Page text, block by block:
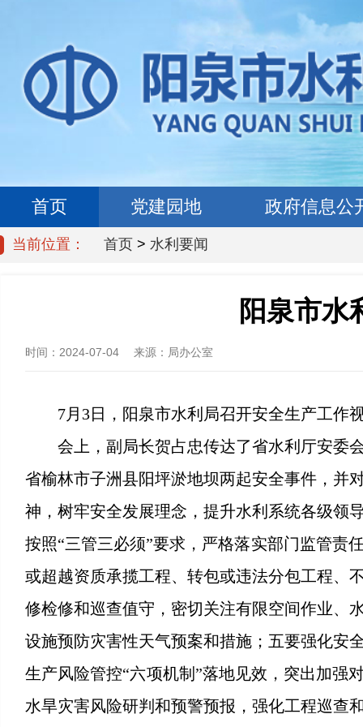
首页 党建园地 政府信息公
当前位置： 首页 > 水利要闻
阳泉市水
时间： 2024-07-04 来源： 局办公室
7月3日，阳泉市水利局召开安全生产工作
会上，副局长贺占忠传达了省水利厅安委
省榆林市子洲县阳坪淤地坝两起安全事件，并
神，树牢安全发展理念，提升水利系统各级领
按照“三管三必须”要求，严格落实部门监管责
或超越资质承揽工程、转包或违法分包工程、
修检修和巡查值守，密切关注有限空间作业、
设施预防灾害性天气预案和措施；五要强化安
生产风险管控“六项机制”落地见效，突出加强
水旱灾害风险研判和预警预报，强化工程巡查